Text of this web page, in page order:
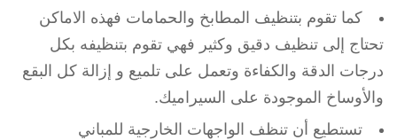
كما تقوم بتنظيف المطابخ والحمامات فهذه الاماكن
تحتاج إلى تنظيف دقيق وكثير فهي تقوم بتنظيفه بكل
درجات الدقة والكفاءة وتعمل على تلميع و إزالة كل البقع
والأوساخ الموجودة على السيراميك.
تستطيع أن تنظف الواجهات الخارجية للمباني